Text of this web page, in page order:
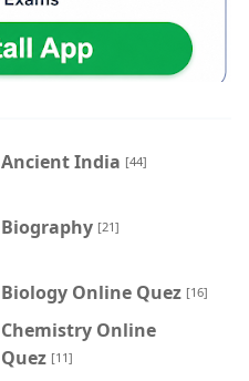
Ancient India [44]
Biography [21]
Biology Online Quez [16]
Chemistry Online
Quez [11]